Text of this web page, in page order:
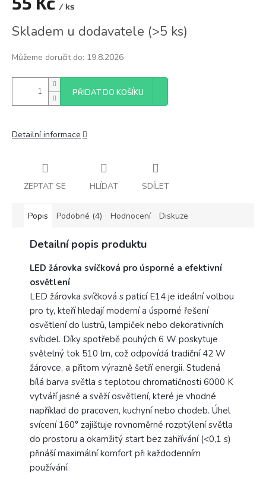
/ ks
cena:
Skladem u dodavatele (>5 ks)
Můžeme doručit do: 19.8.2026
PŘIDAT DO KOŠÍKU
Detailní informace
ZEPTAT SE HLÍDAT SDÍLET
Popis Podobné (4) Hodnocení Diskuze
Detailní popis produktu
LED žárovka svíčková pro úsporné a efektivní
osvětlení
LED žárovka svíčková s paticí E14 je ideální volbou
pro ty, kteří hledají moderní a úsporné řešení
osvětlení do lustrů, lampiček nebo dekorativních
svítidel. Díky spotřebě pouhých 6 W poskytuje
světelný tok 510 lm, což odpovídá tradiční 42 W
žárovce, a přitom výrazně šetří energii. Studená
bílá barva světla s teplotou chromatičnosti 6000 K
vytváří jasné a svěží osvětlení, které je vhodné
například do pracoven, kuchyní nebo chodeb. Úhel
svícení 160° zajišťuje rovnoměrné rozptýlení světla
do prostoru a okamžitý start bez zahřívání (<0,1 s)
přináší maximální komfort při každodenním
používání.